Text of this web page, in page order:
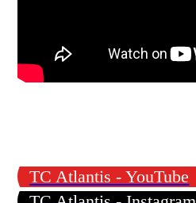
TC Atlantis - YouTube